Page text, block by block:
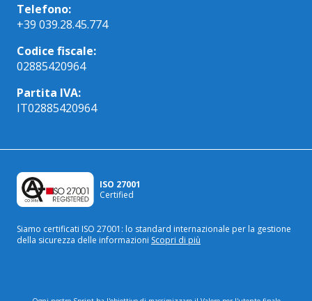
Telefono:
+39 039.28.45.774
Codice fiscale:
02885420964
Partita IVA:
IT02885420964
ISO 27001
Certified
Siamo certificati ISO 27001: lo standard internazionale per la gestione
della sicurezza delle informazioni Scopri di più